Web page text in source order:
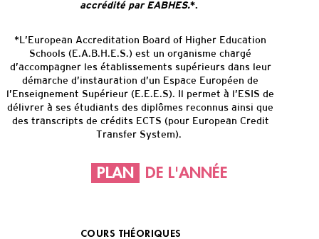
accrédité par EABHES.*.
*L’European Accreditation Board of Higher Education
Schools (E.A.B.H.E.S.) est un organisme chargé
d’accompagner les établissements supérieurs dans leur
démarche d’instauration d’un Espace Européen de
l’Enseignement Supérieur (E.E.E.S). Il permet à l’ESIS de
délivrer à ses étudiants des diplômes reconnus ainsi que
des transcripts de crédits ECTS (pour European Credit
Transfer System).
PLAN DE L'ANNÉE
COURS THÉORIQUES